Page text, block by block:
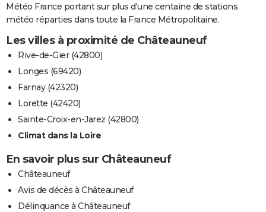
Météo France portant sur plus d'une centaine de stations
météo réparties dans toute la France Métropolitaine.
Les villes à proximité de Châteauneuf
Rive-de-Gier (42800)
Longes (69420)
Farnay (42320)
Lorette (42420)
Sainte-Croix-en-Jarez (42800)
Climat dans la Loire
En savoir plus sur Châteauneuf
Châteauneuf
Avis de décès à Châteauneuf
Délinquance à Châteauneuf